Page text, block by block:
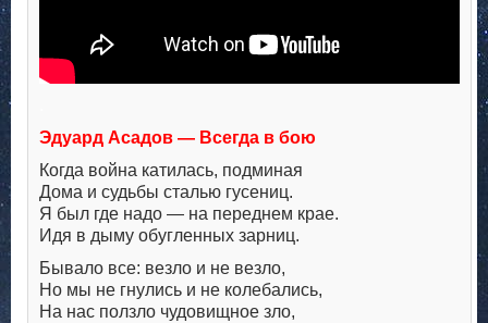
Эдуард Асадов — Всегда в бою
Когда война катилась, подминая
Дома и судьбы сталью гусениц.
Я был где надо — на переднем крае.
Идя в дыму обугленных зарниц.
Бывало все: везло и не везло,
Но мы не гнулись и не колебались,
На нас ползло чудовищное зло,